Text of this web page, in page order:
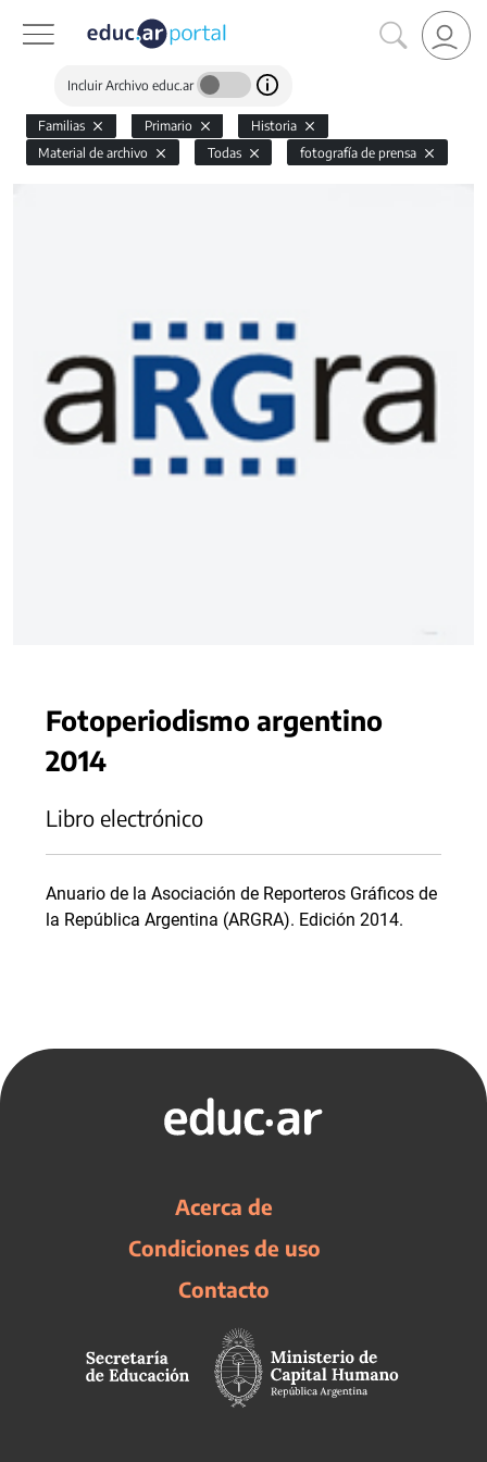
Incluir Archivo educ.ar
Familias Primario
Historia
Material de archivo
Todas fotografía de prensa
Fotoperiodismo argentino
2014
Libro electrónico
Anuario de la Asociación de Reporteros Gráficos de
la República Argentina (ARGRA). Edición 2014.
Acerca de
Condiciones de uso
Contacto